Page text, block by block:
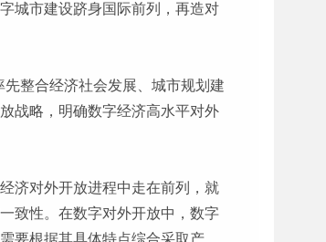
城市建设跻身国际前列，再造对
整合经济社会发展、城市规划建
战略，明确数字经济高水平对外
济对外开放进程中走在前列，就
致性。在数字对外开放中，数字
要根据其具体特点综合采取产